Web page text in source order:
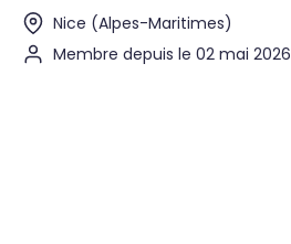
Nice (Alpes-Maritimes)
Membre depuis le 02 mai 2026